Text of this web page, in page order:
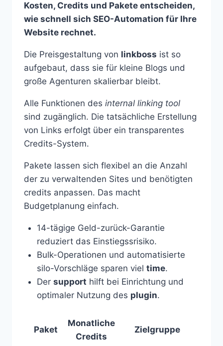
Kosten, Credits und Pakete entscheiden,
wie schnell sich SEO-Automation für Ihre
Website rechnet.
Die Preisgestaltung von linkboss ist so
aufgebaut, dass sie für kleine Blogs und
große Agenturen skalierbar bleibt.
Alle Funktionen des internal linking tool
sind zugänglich. Die tatsächliche Erstellung
von Links erfolgt über ein transparentes
Credits-System.
Pakete lassen sich flexibel an die Anzahl
der zu verwaltenden Sites und benötigten
credits anpassen. Das macht
Budgetplanung einfach.
14-tägige Geld-zurück-Garantie
reduziert das Einstiegssrisiko.
Bulk-Operationen und automatisierte
silo-Vorschläge sparen viel time.
Der support hilft bei Einrichtung und
optimaler Nutzung des plugin.
Paket
Monatliche
Credits
Zielgruppe